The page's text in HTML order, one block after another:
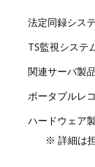
法定同録シス
TS監視システ
関連サーバ製品
ポータブルレ
ハードウェア
※ 詳細は